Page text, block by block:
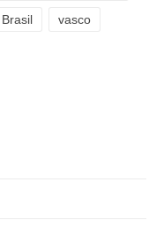
vasco